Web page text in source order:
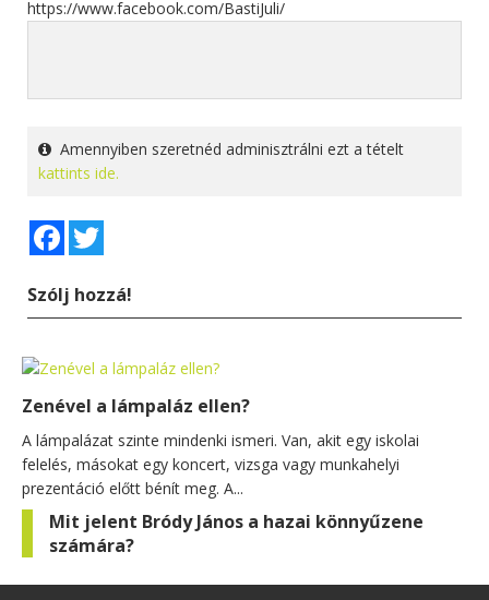
https://www.facebook.com/BastiJuli/
Amennyiben szeretnéd adminisztrálni ezt a tételt
kattints ide.
Facebook
Szólj hozzá!
Zenével a lámpaláz ellen?
A lámpalázat szinte mindenki ismeri. Van, akit egy iskolai
felelés, másokat egy koncert, vizsga vagy munkahelyi
prezentáció előtt bénít meg. A...
Mit jelent Bródy János a hazai könnyűzene
számára?